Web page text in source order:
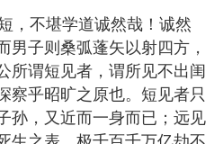
，不堪学道诚然哉！诚然
男子则桑弧蓬矢以射四方，
所谓短见者，谓所见不出闺
察乎昭旷之原也。短见者只
孙，又近而一身而已；远见